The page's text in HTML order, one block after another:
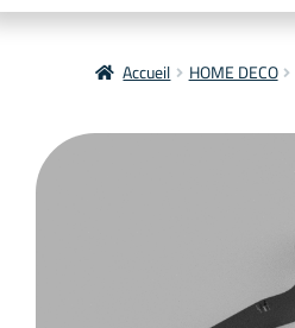
Accueil HOME DECO